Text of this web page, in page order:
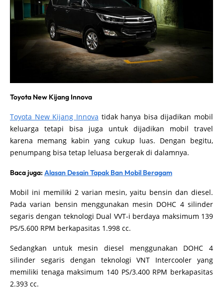
Toyota New Kijang Innova
Toyota New Kijang Innova tidak hanya bisa dijadikan mobil
keluarga tetapi bisa juga untuk dijadikan mobil travel
karena memang kabin yang cukup luas. Dengan begitu,
penumpang bisa tetap leluasa bergerak di dalamnya.
Baca juga: Alasan Desain Tapak Ban Mobil Beragam
Mobil ini memiliki 2 varian mesin, yaitu bensin dan diesel.
Pada varian bensin menggunakan mesin DOHC 4 silinder
segaris dengan teknologi Dual VVT-i berdaya maksimum 139
PS/5.600 RPM berkapasitas 1.998 cc.
Sedangkan untuk mesin diesel menggunakan DOHC 4
silinder segaris dengan teknologi VNT Intercooler yang
memiliki tenaga maksimum 140 PS/3.400 RPM berkapasitas
2.393 cc.